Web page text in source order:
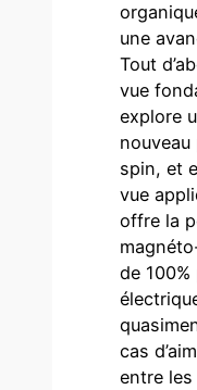
une
Tout
vue
explore
spin, et
vue
offre la
de
cas
entre